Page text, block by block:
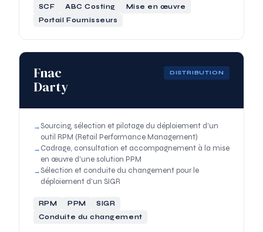
SCF ABC Costing
Mise en œuvre
Portail Fournisseurs
Fnac
Darty
DISTRIBUTION
Sourcing, sélection et pilotage du déploiement d'un
outil RPM (Retail Performance Management)
Cadrage, consultation et accompagnement à la mise
en œuvre d'une solution PPM
Sélection et conduite du changement pour le
déploiement d'un SIGR
RPM PPM
SIGR
Conduite du changement